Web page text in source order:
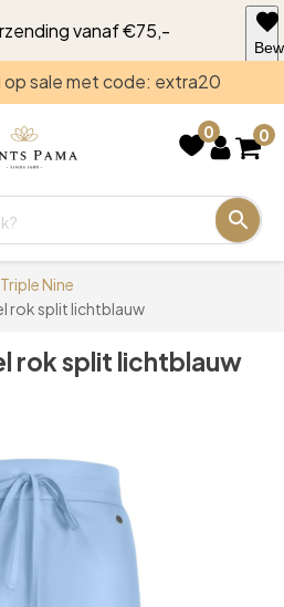
vanaf €75,-
sale met code: extra20
0 0
Triple Nine
rok split lichtblauw
rok split lichtblauw
voor